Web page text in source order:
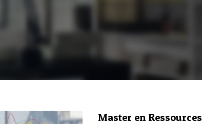
Master en Ressources